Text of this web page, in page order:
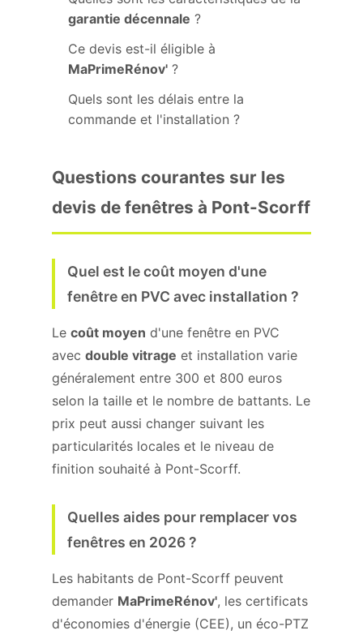
garantie décennale ?
Ce devis est-il éligible à
MaPrimeRénov' ?
Quels sont les délais entre la
commande et l'installation ?
Questions courantes sur les
devis de fenêtres à Pont-Scorff
Quel est le coût moyen d'une
fenêtre en PVC avec installation ?
Le coût moyen d'une fenêtre en PVC
avec double vitrage et installation varie
généralement entre 300 et 800 euros
selon la taille et le nombre de battants. Le
prix peut aussi changer suivant les
particularités locales et le niveau de
finition souhaité à Pont-Scorff.
Quelles aides pour remplacer vos
fenêtres en 2026 ?
Les habitants de Pont-Scorff peuvent
demander MaPrimeRénov', les certificats
d'économies d'énergie (CEE), un éco-PTZ